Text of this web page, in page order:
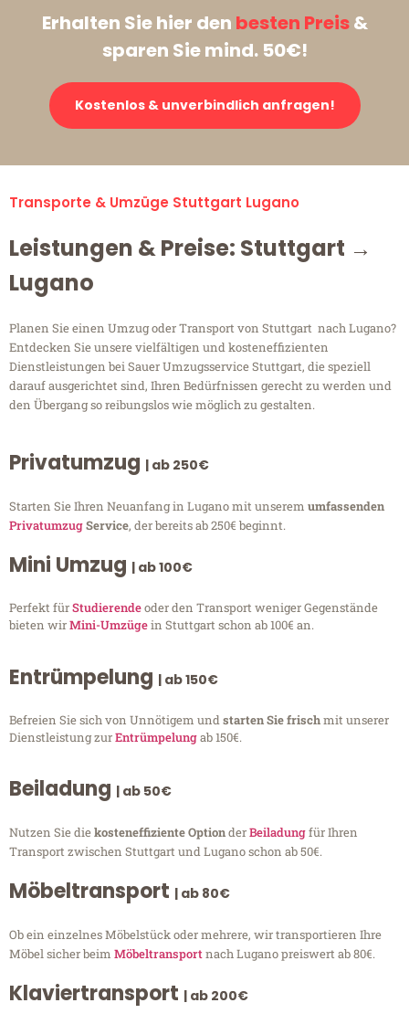
Erhalten Sie hier den besten Preis&
sparen Sie mind. 50€!
Kostenlos & unverbindlich anfragen!
Transporte & Umzüge Stuttgart Lugano
Leistungen & Preise: Stuttgart →
Lugano
Planen Sie einen Umzug oder Transport von Stuttgart nach Lugano?
Entdecken Sie unsere vielfältigen und kosteneffizienten
Dienstleistungen bei Sauer Umzugsservice Stuttgart, die speziell
darauf ausgerichtet sind, Ihren Bedürfnissen gerecht zu werden und
den Übergang so reibungslos wie möglich zu gestalten.
Privatumzug | ab 250€
Starten Sie Ihren Neuanfang in Lugano mit unserem umfassenden
PrivatumzugService, der bereits ab 250€ beginnt.
Mini Umzug | ab 100€
Perfekt fürStudierendeoder den Transport weniger Gegenstände
bieten wirMini-Umzügein Stuttgart schon ab 100€ an.
Entrümpelung | ab 150€
Befreien Sie sich von Unnötigem undstarten Sie frischmit unserer
Dienstleistung zurEntrümpelungab 150€.
Beiladung | ab 50€
Nutzen Sie diekosteneffiziente OptionderBeiladungfür Ihren
Transport zwischen Stuttgart und Lugano schon ab 50€.
Möbeltransport | ab 80€
Ob ein einzelnes Möbelstück oder mehrere, wir transportieren Ihre
Möbel sicher beim Möbeltransportnach Lugano preiswert ab 80€.
Klaviertransport | ab 200€